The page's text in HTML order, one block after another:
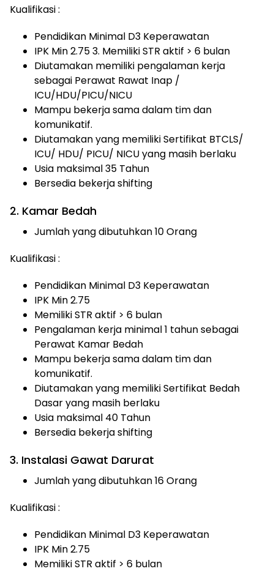
Kualifikasi :
Pendidikan Minimal D3 Keperawatan
IPK Min 2.75 3. Memiliki STR aktif > 6 bulan
Diutamakan memiliki pengalaman kerja
sebagai Perawat Rawat Inap /
ICU/HDU/PICU/NICU
Mampu bekerja sama dalam tim dan
komunikatif.
Diutamakan yang memiliki Sertifikat BTCLS/
ICU/ HDU/ PICU/ NICU yang masih berlaku
Usia maksimal 35 Tahun
Bersedia bekerja shifting
2. Kamar Bedah
Jumlah yang dibutuhkan 10 Orang
Kualifikasi :
Pendidikan Minimal D3 Keperawatan
IPK Min 2.75
Memiliki STR aktif > 6 bulan
Pengalaman kerja minimal 1 tahun sebagai
Perawat Kamar Bedah
Mampu bekerja sama dalam tim dan
komunikatif.
Diutamakan yang memiliki Sertifikat Bedah
Dasar yang masih berlaku
Usia maksimal 40 Tahun
Bersedia bekerja shifting
3. Instalasi Gawat Darurat
Jumlah yang dibutuhkan 16 Orang
Kualifikasi :
Pendidikan Minimal D3 Keperawatan
IPK Min 2.75
Memiliki STR aktif > 6 bulan